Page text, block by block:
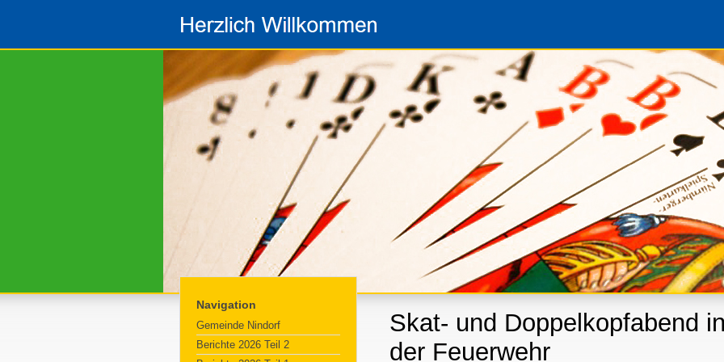
Navigation
Gemeinde Nindorf
Berichte 2026 Teil 2
Skat- und Doppelkopfabend
der Feuerwehr